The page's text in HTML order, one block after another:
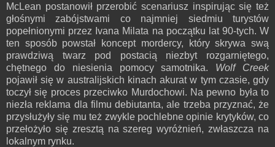
McLean postanowił przerobić scenariusz inspirując się też
głośnymi zabójstwami co najmniej siedmiu turystów
popełnionymi przez Ivana Milata na początku lat 90-tych. W
ten sposób powstał koncept mordercy, który skrywa swą
prawdziwą twarz pod postacią niezbyt rozgarniętego,
chętnego do niesienia pomocy samotnika. Wolf Creek
pojawił się w australijskich kinach akurat w tym czasie, gdy
toczył się proces przeciwko Murdochowi. Na pewno była to
niezła reklama dla filmu debiutanta, ale trzeba przyznać, że
przysłużyły się mu też zwykle pochlebne opinie krytyków, co
przełożyło się zresztą na szereg wyróżnień, zwłaszcza na
lokalnym rynku.